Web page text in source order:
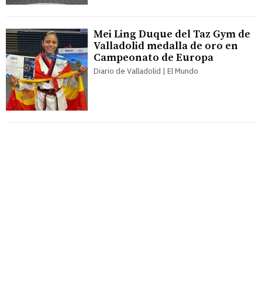
Mei Ling Duque del Taz Gym de
Valladolid medalla de oro en
Campeonato de Europa
Diario de Valladolid | El Mundo